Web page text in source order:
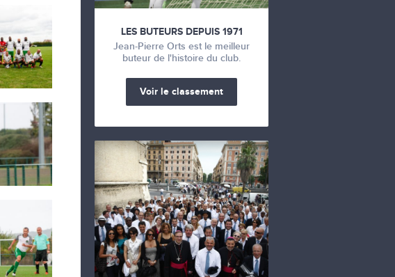
LES BUTEURS DEPUIS 1971
Jean-Pierre Orts est le meilleur
buteur de l'histoire du club.
Voir le classement